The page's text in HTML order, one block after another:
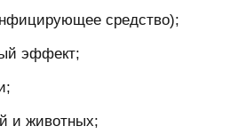
средство);
эффект;
и животных;